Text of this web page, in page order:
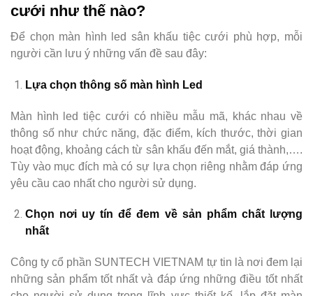
cưới như thế nào?
Để chọn màn hình led sân khấu tiệc cưới phù hợp, mỗi
người cần lưu ý những vấn đề sau đây:
Lựa chọn thông số màn hình Led
Màn hình led tiệc cưới có nhiều mẫu mã, khác nhau về
thông số như chức năng, đặc điểm, kích thước, thời gian
hoạt động, khoảng cách từ sân khấu đến mắt, giá thành,….
Tùy vào mục đích mà có sự lựa chọn riêng nhằm đáp ứng
yêu cầu cao nhất cho người sử dụng.
Chọn nơi uy tín để đem về sản phẩm chất lượng
nhất
Công ty cổ phần SUNTECH VIETNAM tự tin là nơi đem lại
những sản phẩm tốt nhất và đáp ứng những điều tốt nhất